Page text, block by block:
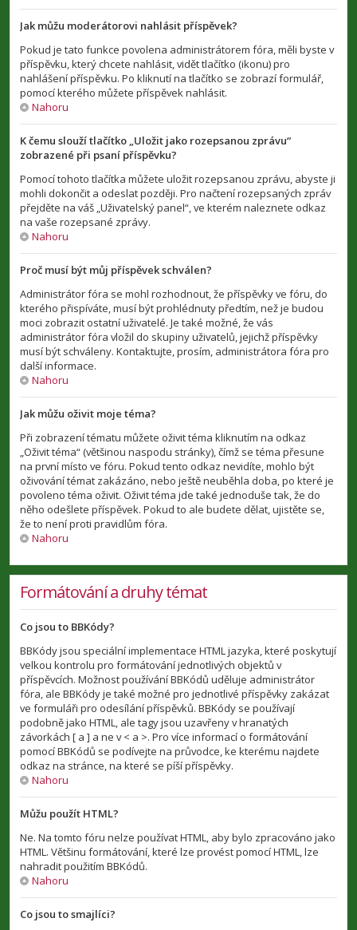
Jak můžu moderátorovi nahlásit příspěvek?
Pokud je tato funkce povolena administrátorem fóra, měli byste v
příspěvku, který chcete nahlásit, vidět tlačítko (ikonu) pro
nahlášení příspěvku. Po kliknutí na tlačítko se zobrazí formulář,
pomocí kterého můžete příspěvek nahlásit.
Nahoru
K čemu slouží tlačítko „Uložit jako rozepsanou zprávu“
zobrazené při psaní příspěvku?
Pomocí tohoto tlačítka můžete uložit rozepsanou zprávu, abyste ji
mohli dokončit a odeslat později. Pro načtení rozepsaných zpráv
přejděte na váš „Uživatelský panel“, ve kterém naleznete odkaz
na vaše rozepsané zprávy.
Nahoru
Proč musí být můj příspěvek schválen?
Administrátor fóra se mohl rozhodnout, že příspěvky ve fóru, do
kterého přispíváte, musí být prohlédnuty předtím, než je budou
moci zobrazit ostatní uživatelé. Je také možné, že vás
administrátor fóra vložil do skupiny uživatelů, jejichž příspěvky
musí být schváleny. Kontaktujte, prosím, administrátora fóra pro
další informace.
Nahoru
Jak můžu oživit moje téma?
Při zobrazení tématu můžete oživit téma kliknutím na odkaz
„Oživit téma“ (většinou naspodu stránky), čímž se téma přesune
na první místo ve fóru. Pokud tento odkaz nevidíte, mohlo být
oživování témat zakázáno, nebo ještě neuběhla doba, po které je
povoleno téma oživit. Oživit téma jde také jednoduše tak, že do
něho odešlete příspěvek. Pokud to ale budete dělat, ujistěte se,
že to není proti pravidlům fóra.
Nahoru
Formátování a druhy témat
Co jsou to BBKódy?
BBKódy jsou speciální implementace HTML jazyka, které poskytují
velkou kontrolu pro formátování jednotlivých objektů v
příspěvcích. Možnost používání BBKódů uděluje administrátor
fóra, ale BBKódy je také možné pro jednotlivé příspěvky zakázat
ve formuláři pro odesílání příspěvků. BBKódy se používají
podobně jako HTML, ale tagy jsou uzavřeny v hranatých
závorkách [ a ] a ne v < a >. Pro více informací o formátování
pomocí BBKódů se podívejte na průvodce, ke kterému najdete
odkaz na stránce, na které se píší příspěvky.
Nahoru
Můžu použít HTML?
Ne. Na tomto fóru nelze používat HTML, aby bylo zpracováno jako
HTML. Většinu formátování, které lze provést pomocí HTML, lze
nahradit použitím BBKódů.
Nahoru
Co jsou to smajlíci?